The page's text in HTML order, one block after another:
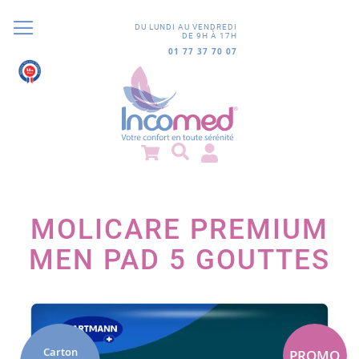
DU LUNDI AU VENDREDI
DE 9H À 17H
01 77 37 70 07
MOLICARE PREMIUM
MEN PAD 5 GOUTTES
fin
Carton
9.8/10
851 avis